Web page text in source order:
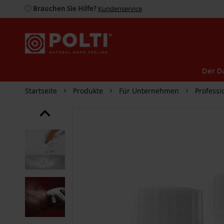
Brauchen Sie Hilfe? Kundenservice
Der
Startseite Produkte Für Unternehmen
ZUM
BILDGALERIE
SPRINGEN